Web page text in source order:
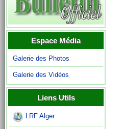
Espace Média
Galerie des Photos
Galerie des Vidéos
Liens Utils
LRF Alger